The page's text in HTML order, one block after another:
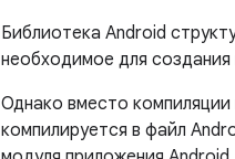
Библиотека Android
необходимое для
Однако вместо
компилируется в файл